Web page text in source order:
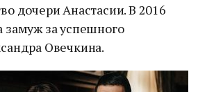
дочери Анастасии. В 2016
замуж за успешного
Овечкина.